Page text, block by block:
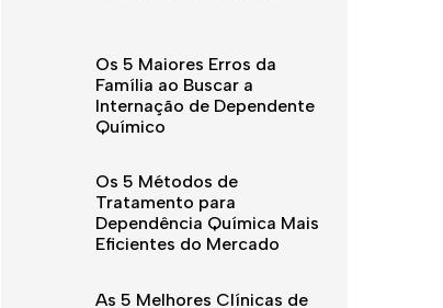
Os 5 Maiores Erros da
Família ao Buscar a
Internação de Dependente
Químico
Os 5 Métodos de
Tratamento para
Dependência Química Mais
Eficientes do Mercado
As 5 Melhores Clínicas de